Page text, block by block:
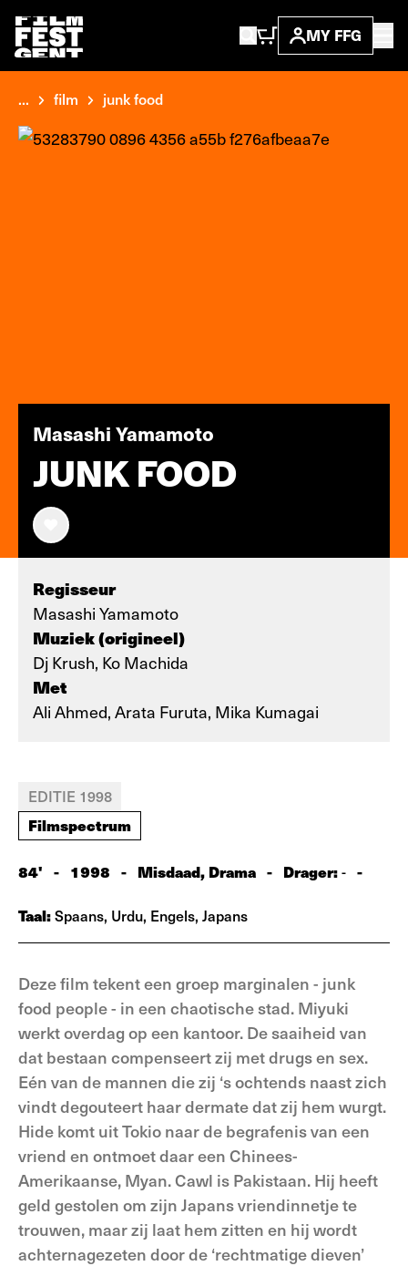
MY FFG
... film junk food
Masashi Yamamoto
JUNK FOOD
Regisseur
Masashi Yamamoto
Muziek (origineel)
Dj Krush, Ko Machida
Met
Ali Ahmed, Arata Furuta, Mika Kumagai
EDITIE 1998
Filmspectrum
84' - 1998 - Misdaad, Drama - Drager:- -
Taal:Spaans, Urdu, Engels, Japans
Deze film tekent een groep marginalen - junk
food people - in een chaotische stad. Miyuki
werkt overdag op een kantoor. De saaiheid van
dat bestaan compenseert zij met drugs en sex.
Eén van de mannen die zij ‘s ochtends naast zich
vindt degouteert haar dermate dat zij hem wurgt.
Hide komt uit Tokio naar de begrafenis van een
vriend en ontmoet daar een Chinees-
Amerikaanse, Myan. Cawl is Pakistaan. Hij heeft
geld gestolen om zijn Japans vriendinnetje te
trouwen, maar zij laat hem zitten en hij wordt
achternagezeten door de ‘rechtmatige dieven’